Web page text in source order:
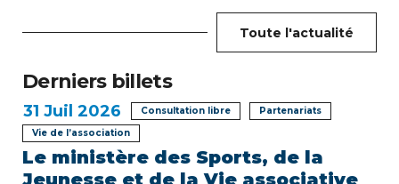
e
l
’
Toute l'actualité
Derniers billets
31 Juil 2026 Consultation libre
Partenariats
Vie de l’association
Le ministère des Sports, de la
Jeunesse et de la Vie associative